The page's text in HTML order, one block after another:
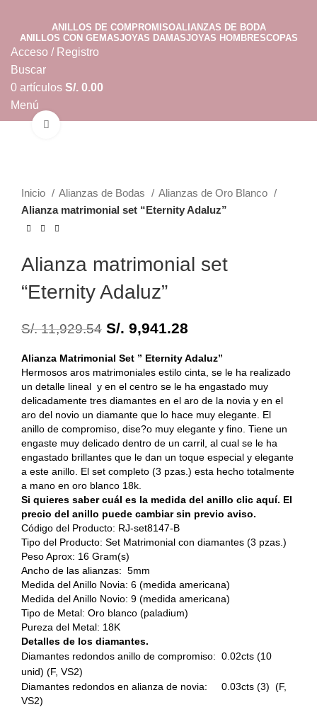
ANILLOS DE COMPROMISOALIANZAS DE BODA
ANILLOS CON GEMASJOYAS DAMASJOYAS HOMBRESCOPAS
Acceso / Registro
Buscar
0 artículos S/. 0.00
Menú
Clic para ampliar
Inicio Alianzas de Bodas
Alianzas de Oro Blanco
Alianza matrimonial set “Eternity Adaluz”
Alianza matrimonial set
“Eternity Adaluz”
S/.11,929.54 S/. 9,941.28
Alianza Matrimonial Set ” Eternity Adaluz”
Hermosos aros matrimoniales estilo cinta, se le ha realizado
un detalle lineal y en el centro se le ha engastado muy
delicadamente tres diamantes en el aro de la novia y en el
aro del novio un diamante que lo hace muy elegante. El
anillo de compromiso, dise?o muy elegante y fino. Tiene un
engaste muy delicado dentro de un carril, al cual se le ha
engastado brillantes que le dan un toque especial y elegante
a este anillo. El set completo (3 pzas.) esta hecho totalmente
a mano en oro blanco 18k.
Si quieres saber cuál es la medida del anillo clic aquí. El
precio del anillo puede cambiar sin previo aviso.
Código del Producto: RJ-set8147-B
Tipo del Producto: Set Matrimonial con diamantes (3 pzas.)
Peso Aprox: 16 Gram(s)
Ancho de las alianzas: 5mm
Medida del Anillo Novia: 6 (medida americana)
Medida del Anillo Novio: 9 (medida americana)
Tipo de Metal: Oro blanco (paladium)
Pureza del Metal: 18K
Detalles de los diamantes.
Diamantes redondos anillo de compromiso: 0.02cts (10
unid) (F, VS2)
Diamantes redondos en alianza de novia: 0.03cts (3) (F,
VS2)